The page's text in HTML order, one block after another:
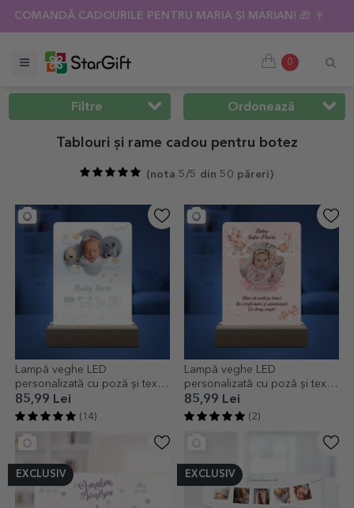
🌴 PÂNĂ LA -40% REDUCERE LA PESTE 100 DE CADOURI
0
Filtre Ordonează
Tablouri și rame cadou pentru botez
(nota 5/5 din 50 păreri )
Lampă veghe LED
personalizată cu poză și text -
Baby
85,99 Lei
(14)
Lampă veghe LED
personalizată cu poză și text -
Baby Girl
85,99 Lei
(2)
EXCLUSIV EXCLUSIV